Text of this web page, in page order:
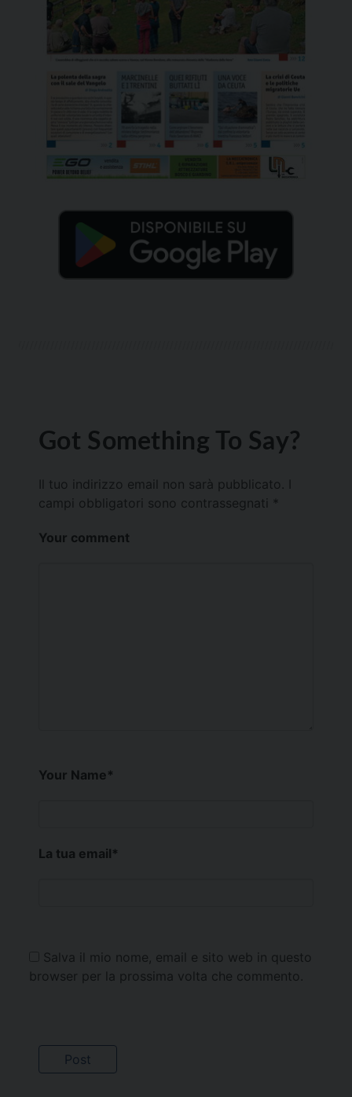
Got Something To Say?
Il tuo indirizzo email non sarà pubblicato.
campi obbligatori sono contrassegnati *
Your comment
Your Name*
La tua email*
Salva il mio nome, email e sito web in questo
browser per la prossima volta che commento.